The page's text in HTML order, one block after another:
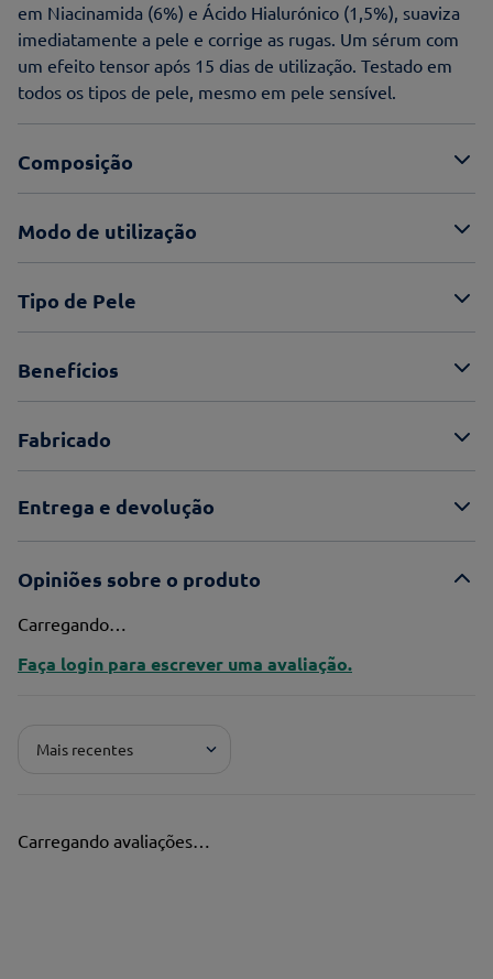
em Niacinamida (6%) e Ácido Hialurónico (1,5%), suaviza
imediatamente a pele e corrige as rugas. Um sérum com
um efeito tensor após 15 dias de utilização. Testado em
todos os tipos de pele, mesmo em pele sensível.
Composição
Modo de utilização
Tipo de Pele
Benefícios
Fabricado
Entrega e devolução
Opiniões sobre o produto
Carregando…
Faça login para escrever uma avaliação.
Mais recentes
Carregando avaliações…